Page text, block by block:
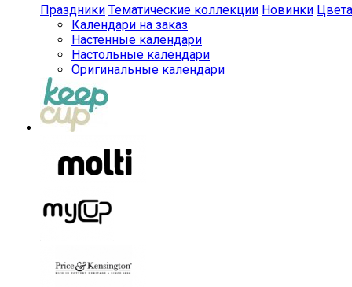
Праздники Тематические коллекции Новинки Цвета
Календари на заказ
Настенные календари
Настольные календари
Оригинальные календари